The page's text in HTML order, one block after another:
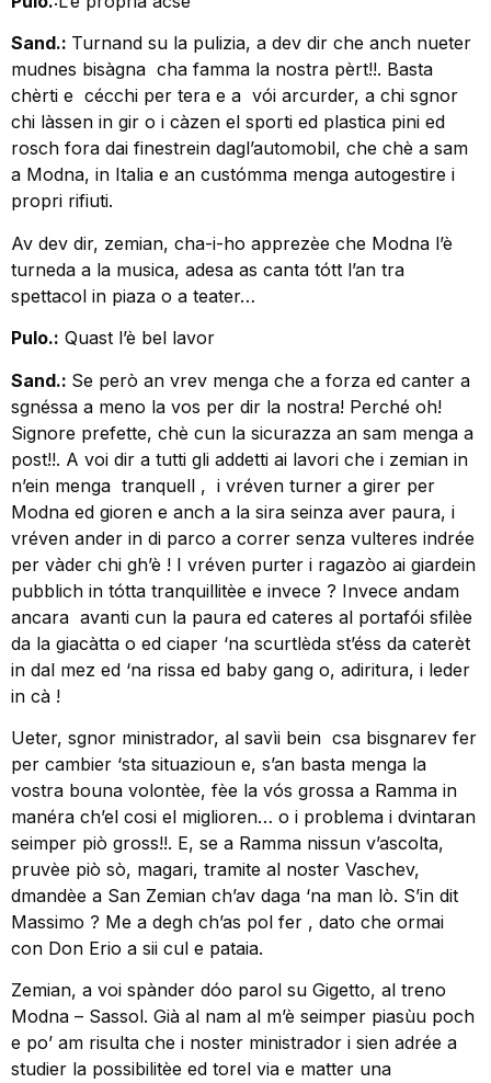
Sand.: Turnand su la pulizia, a dev dir che anch nueter
mudnes bisàgna cha famma la nostra pèrt!!. Basta
chèrti e cécchi per tera e a vói arcurder, a chi sgnor
chi làssen in gir o i càzen el sporti ed plastica pini ed
rosch fora dai finestrein dagl’automobil, che chè a sam
a Modna, in Italia e an custómma menga autogestire i
propri rifiuti.
Av dev dir, zemian, cha-i-ho apprezèe che Modna l’è
turneda a la musica, adesa as canta tótt l’an tra
spettacol in piaza o a teater…
Pulo.: Quast l’è bel lavor
Sand.: Se però an vrev menga che a forza ed canter a
sgnéssa a meno la vos per dir la nostra! Perché oh!
Signore prefette, chè cun la sicurazza an sam menga a
post!!. A voi dir a tutti gli addetti ai lavori che i zemian in
n’ein menga tranquell , i vréven turner a girer per
Modna ed gioren e anch a la sira seinza aver paura, i
vréven ander in di parco a correr senza vulteres indrée
per vàder chi gh’è ! I vréven purter i ragazòo ai giardein
pubblich in tótta tranquillitèe e invece ? Invece andam
ancara avanti cun la paura ed cateres al portafói sfilèe
da la giacàtta o ed ciaper ‘na scurtlèda st’éss da caterèt
in dal mez ed ‘na rissa ed baby gang o, adiritura, i leder
in cà !
Ueter, sgnor ministrador, al savìi bein csa bisgnarev fer
per cambier ‘sta situazioun e, s’an basta menga la
vostra bouna volontèe, fèe la vós grossa a Ramma in
manéra ch’el cosi el miglioren… o i problema i dvintaran
seimper piò gross!!. E, se a Ramma nissun v’ascolta,
pruvèe piò sò, magari, tramite al noster Vaschev,
dmandèe a San Zemian ch’av daga ‘na man lò. S’in dit
Massimo ? Me a degh ch’as pol fer , dato che ormai
con Don Erio a sii cul e pataia.
Zemian, a voi spànder dóo parol su Gigetto, al treno
Modna – Sassol. Già al nam al m’è seimper piasùu poch
e po’ am risulta che i noster ministrador i sien adrée a
studier la possibilitèe ed torel via e matter una